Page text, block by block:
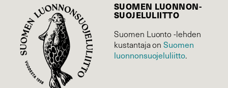
SUOMEN LUONNON­
SUOJELU­LIITTO
Suomen Luonto -lehden
kustantaja onSuomen
luonnonsuojelu­liitto.